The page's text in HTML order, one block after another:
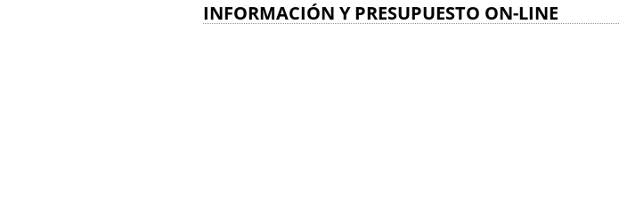
INFORMACIÓN Y PRESUPUESTO ON-LINE